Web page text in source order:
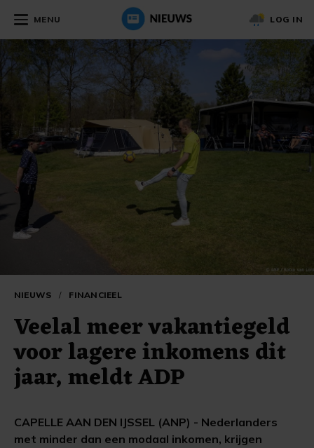
MENU LOG IN
NIEUWS / FINANCIEEL
Veelal meer vakantiegeld
voor lagere inkomens dit
jaar, meldt ADP
CAPELLE AAN DEN IJSSEL (ANP) - Nederlanders
met minder dan een modaal inkomen, krijgen